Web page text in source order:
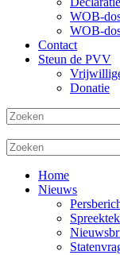
WOB-
WOB-
Contact
Steun de PVV
Donatie
Home
Nieuws